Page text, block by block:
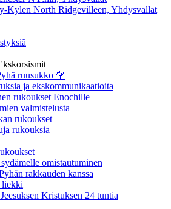
Kylen North Ridgevilleen, Yhdysvallat
ruusukko 🌹
ja ekskommunikaatioita
rukoukset Enochille
valmistelusta
rukoukset
rukouksia
omistautuminen
rakkauden kanssa
liekki
Kristuksen 24 tuntia